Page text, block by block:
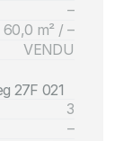
–
60,0 m² / –
VENDU
27F 021
3
–